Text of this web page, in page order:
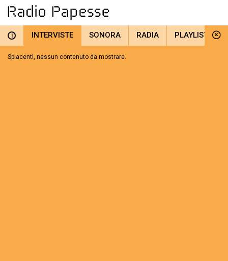
i INTERVISTE SONORA RADIA PLAYLIST
Spiacenti, nessun contenuto da mostrare.